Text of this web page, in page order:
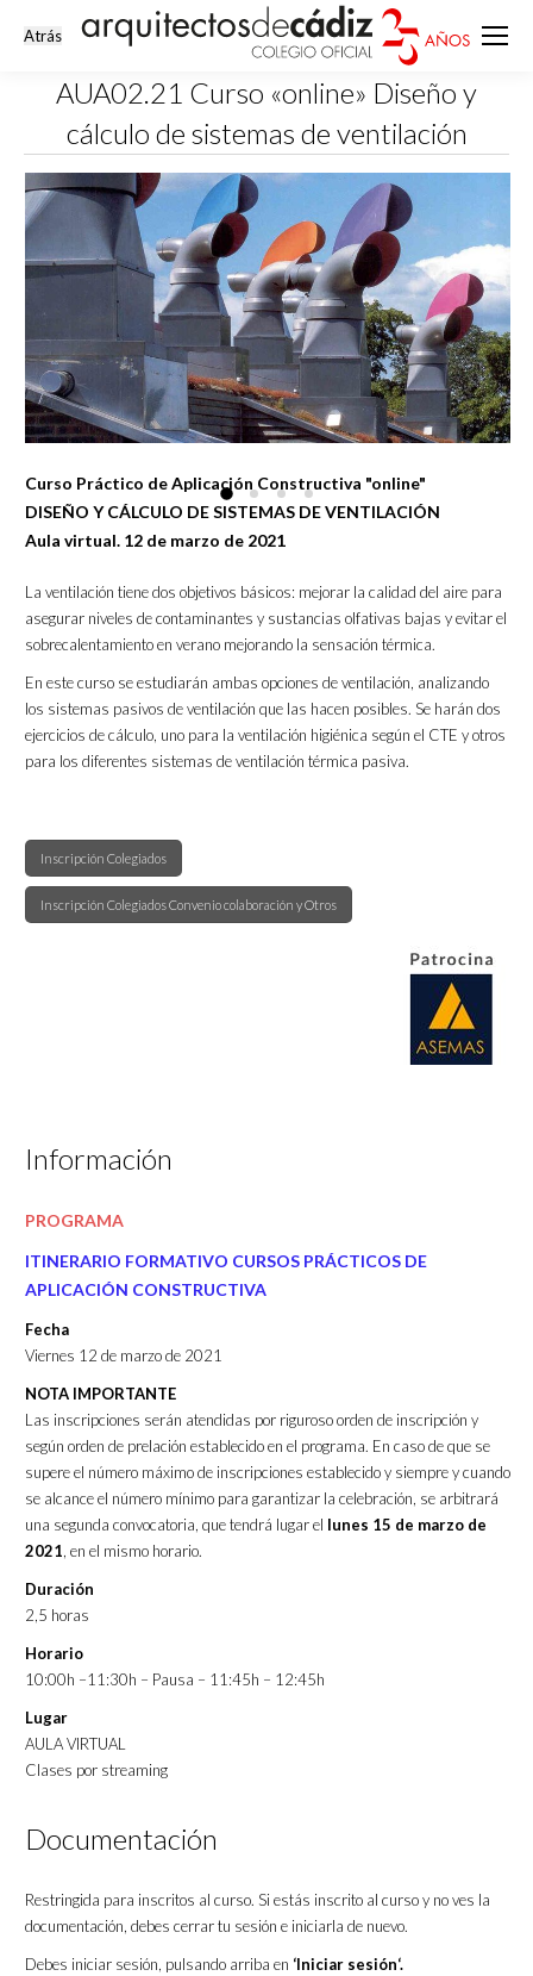
AUA02.21 Curso «online» Diseño y
cálculo de sistemas de ventilación
Curso Práctico de Aplicación Constructiva "online"
DISEÑO Y CÁLCULO DE SISTEMAS DE VENTILACIÓN
Aula virtual. 12 de marzo de 2021
La ventilación tiene dos objetivos básicos: mejorar la calidad del aire para
asegurar niveles de contaminantes y sustancias olfativas bajas y evitar el
sobrecalentamiento en verano mejorando la sensación térmica.
En este curso se estudiarán ambas opciones de ventilación, analizando
los sistemas pasivos de ventilación que las hacen posibles. Se harán dos
ejercicios de cálculo, uno para la ventilación higiénica según el CTE y otros
para los diferentes sistemas de ventilación térmica pasiva.
Inscripción Colegiados
Inscripción Colegiados Convenio colaboración y Otros
Información
PROGRAMA
ITINERARIO FORMATIVO CURSOS PRÁCTICOS DE
APLICACIÓN CONSTRUCTIVA
Fecha
Viernes 12 de marzo de 2021
NOTA IMPORTANTE
Las inscripciones serán atendidas por riguroso orden de inscripción y
según orden de prelación establecido en el programa. En caso de que se
supere el número máximo de inscripciones establecido y siempre y cuando
se alcance el número mínimo para garantizar la celebración, se arbitrará
una segunda convocatoria, que tendrá lugar el lunes 15 de marzo de
2021 , en el mismo horario.
Duración
2,5 horas
Horario
10:00h –11:30h – Pausa – 11:45h – 12:45h
Lugar
AULA VIRTUAL
Clases por streaming
Documentación
Restringida para inscritos al curso. Si estás inscrito al curso y no ves la
documentación, debes cerrar tu sesión e iniciarla de nuevo.
Debes iniciar sesión, pulsando arriba en ‘Iniciar sesión‘.